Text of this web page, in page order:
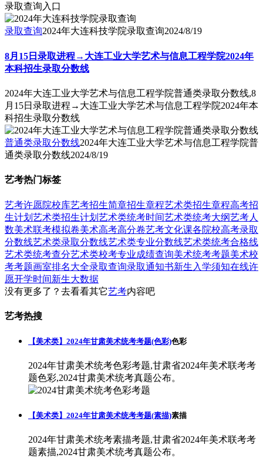
录取查询入口
录取查询2024年大连科技学院录取查询2024/8/19
8月15日录取进程→大连工业大学艺术与信息工程学院2024年
本科招生录取分数线
2024年大连工业大学艺术与信息工程学院普通类录取分数线,8
月15日录取进程→大连工业大学艺术与信息工程学院2024年本
科招生录取分数线
普通类录取分数线2024年大连工业大学艺术与信息工程学院普
通类录取分数线2024/8/19
艺考热门标签
艺考许愿院校库艺考招生简章招生章程艺术类招生章程高考招
生计划 艺术类招生计划 艺术类统考时间艺术类统考大纲艺考人
数美术联考模拟卷美术高考高分卷艺考文化课各院校高考录取
分数线艺术类录取分数线艺术类专业分数线艺术类统考合格线
艺术类统考查分艺术类校考专业成绩查询美术统考考题美术校
考考题画室排名大全录取查询录取通知书新生入学须知在线许
愿开学时间新生大数据
没有更多了？去看看其它艺考内容吧
艺考热搜
【美术类】2024年甘肃美术统考考题(色彩)色彩
2024年甘肃美术统考色彩考题,甘肃省2024年美术联考考
题色彩,2024甘肃美术统考真题公布。
【美术类】2024年甘肃美术统考考题(素描)素描
2024年甘肃美术统考素描考题,甘肃省2024年美术联考考
题素描,2024甘肃美术统考真题公布。